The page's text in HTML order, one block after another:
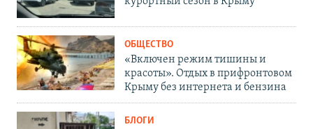
ОБЩЕСТВО
«Включен режим тишины и
красоты». Отдых в прифронтовом
Крыму без интернета и бензина
БЛОГИ